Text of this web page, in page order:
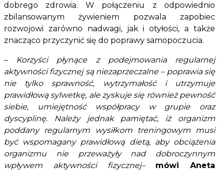
dobrego zdrowia. W połączeniu z odpowiednio
zbilansowanym żywieniem pozwala zapobiec
rozwojowi zarówno nadwagi, jak i otyłości, a także
znacząco przyczynić się do poprawy samopoczucia.
– Korzyści płynące z podejmowania regularnej
aktywności fizycznej są niezaprzeczalne – poprawia się
nie tylko sprawność, wytrzymałość i utrzymuje
prawidłową sylwetkę, ale zyskuje się również pewność
siebie, umiejętność współpracy w grupie oraz
dyscyplinę. Należy jednak pamiętać, iż organizm
poddany regularnym wysiłkom treningowym musi
być wspomagany prawidłową dietą, aby obciążenia
organizmu nie przeważyły nad dobroczynnym
wpływem aktywności fizycznej– mówi Aneta